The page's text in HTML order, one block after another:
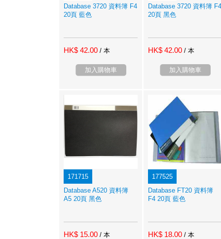
Database 3720 資料簿 F4
20頁 藍色
HK$ 42.00 / 本
加入購物車
Database 3720 資料簿 F4
20頁 黑色
HK$ 42.00 / 本
加入購物車
171715
Database A520 資料簿
A5 20頁 黑色
HK$ 15.00 / 本
177525
Database FT20 資料簿
F4 20頁 藍色
HK$ 18.00 / 本